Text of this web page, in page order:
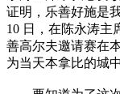
证明，乐善好施是
10 日，在陈永涛主
善高尔夫邀请赛在
为当天本拿比的城